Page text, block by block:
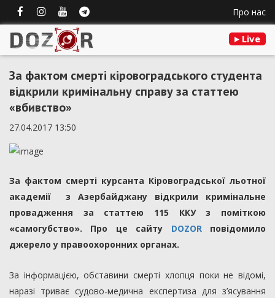
Про нас
Live
За фактом смерті кіровоградського студента
відкрили кримінальну справу за статтею
«вбивство»
27.04.2017 13:50
За фактом смерті курсанта Кіровоградської льотної
академії з Азербайджану відкрили кримінальне
провадження за статтею 115 ККУ з поміткою
«самогубство». Про це сайту DOZORповідомило
джерело у правоохоронних органах.
За інформацією, обставини смерті хлопця поки не відомі,
наразі триває судово-медична експертиза для з’ясування